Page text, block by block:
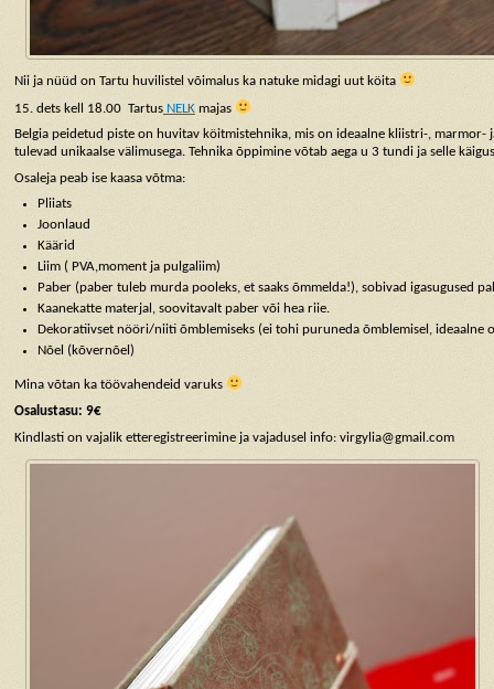
Nii ja nüüd on Tartu huvilistel võimalus ka natuke midagi uut köita
15. dets kell 18.00 Tartus NELK majas
Belgia peidetud piste on huvitav köitmistehnika, mis on ideaalne kliistri-, marmor-
tulevad unikaalse välimusega. Tehnika õppimine võtab aega u 3 tundi ja selle
Osaleja peab ise kaasa võtma:
Pliiats
Joonlaud
Käärid
Liim ( PVA,moment ja pulgaliim)
Paber (paber tuleb murda pooleks, et saaks õmmelda!), sobivad igasugused
Kaanekatte materjal, soovitavalt paber või hea riie.
Dekoratiivset nööri/niiti õmblemiseks (ei tohi puruneda õmblemisel, ideaalne
Nõel (kõvernõel)
Mina võtan ka töövahendeid varuks
Osalustasu: 9€
Kindlasti on vajalik etteregistreerimine ja vajadusel info: virgylia@gmail.com